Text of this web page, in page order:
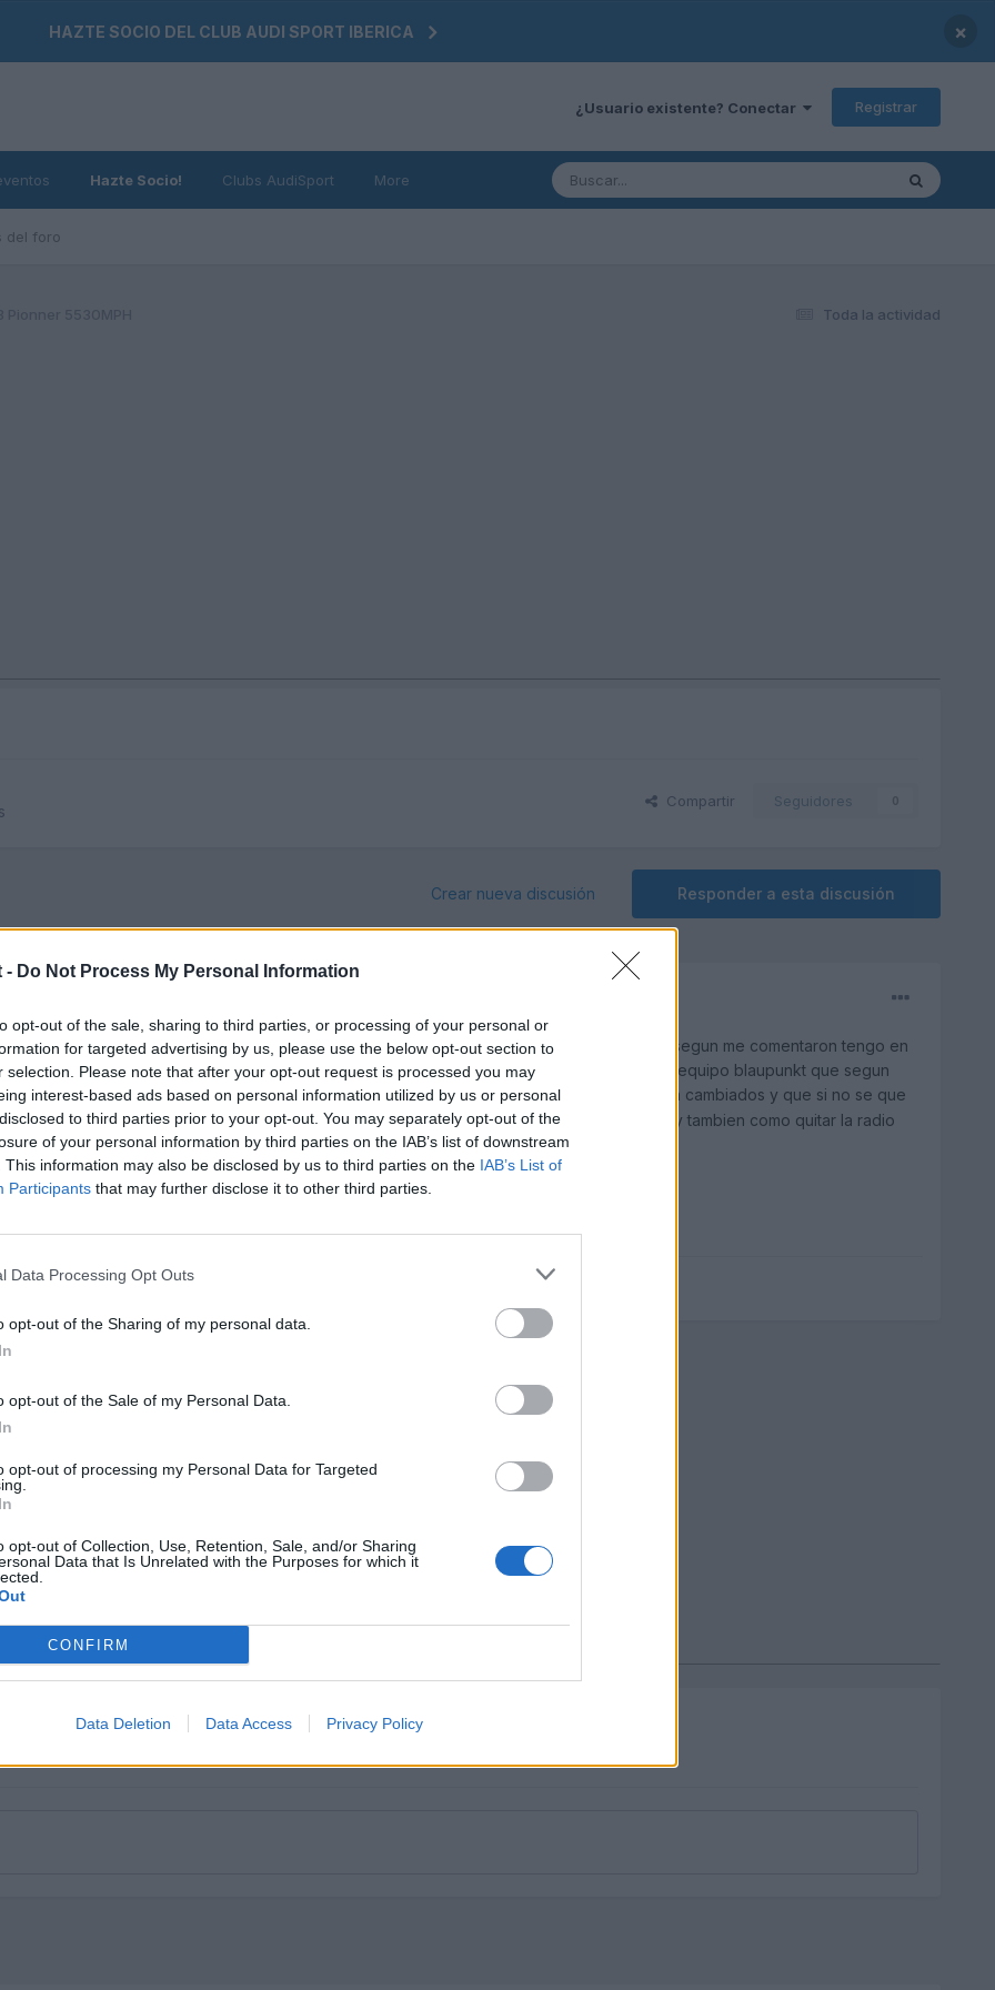
- Do Not Process My Personal Information
opt-out of the sale, sharing to third parties, or processing of your personal or
for targeted advertising by us, please use the below opt-out section to
selection. Please note that after your opt-out request is processed you may
interest-based ads based on personal information utilized by us or personal
to third parties prior to your opt-out. You may separately opt-out of the
of your personal information by third parties on the IAB’s list of downstream
This information may also be disclosed by us to third parties on the IAB’s List of
Participants that may further disclose it to other third parties.
Data Processing Opt Outs
opt-out of the Sharing of my personal data.
opt-out of the Sale of my Personal Data.
opt-out of processing my Personal Data for Targeted
opt-out of Collection, Use, Retention, Sale, and/or Sharing
Data that Is Unrelated with the Purposes for which it
CONFIRM
Data Deletion Data Access Privacy Policy
HAZTE SOCIO DEL CLUB AUDI SPORT IBERICA ×
¿Usuario existente? Conectar Registrar
del foro
Hazte Socio! Clubs AudiSport More
Toda la actividad
Compartir Seguidores 0
Responder a esta discusión
Crear nueva discusión
caso es que me voy a autoinstalar un 5530 de pionner (radiocdmp3) en un a3 del 2001... segun me comentaron tengo en
y el conector interno no es ISO por lo que tengo un adaptador q me prestaron de un equipo blaupunkt que segun
... en fin que como soy un novatillo
y e oido algo de q los polos de + y - estan cambiados y que si no se que
no me funcione... etc.. quisiera que alguien me dijera si lo ha instalado ya alguna vez y tambien como quitar la radio
me aclaren lo de la polaridad... graciassssssssssssssssssssss.... please un ayudita...
blaupunkt
cuenta,